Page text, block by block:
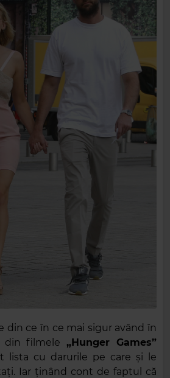
din ce în ce mai sigur având în
din filmele„Hunger Games”
lista cu darurile pe care și le
Iar ţinând cont de faptul că